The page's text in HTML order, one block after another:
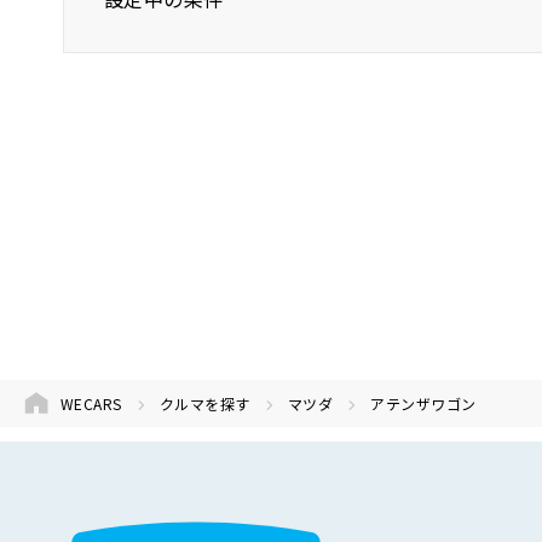
WECARS クルマを探す マツダ アテンザワゴン